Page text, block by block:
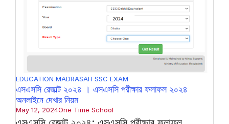
EDUCATION MADRASAH SSC EXAM
এসএসসি রেজাল্ট ২০২৪ । এসএসসি পরীক্ষার ফলাফল ২০২৪
অনলাইনে দেখার নিয়ম
May 12, 2024One Time School